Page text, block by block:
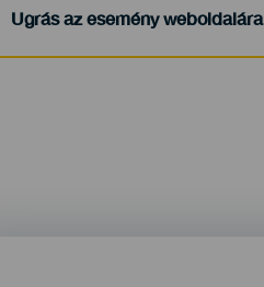
Ugrás az esemény weboldalára